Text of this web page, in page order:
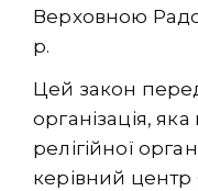
Верховною
р.
Цей закон
організація,
релігійної
керівний центр